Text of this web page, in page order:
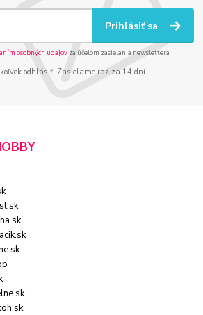
Prihlásiť sa
osobných údajov za účelom zasielania newslettera.
odhlásiť. Zasielame raz za 14 dní.